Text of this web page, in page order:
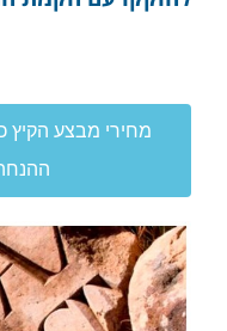
מחירי מבצע הקיץ